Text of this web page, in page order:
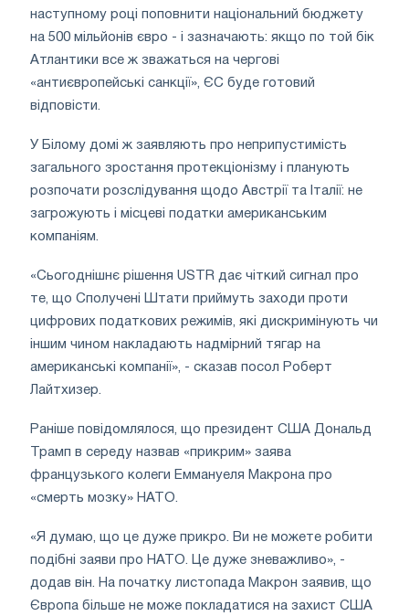
наступному році поповнити національний бюджету
на 500 мільйонів євро - і зазначають: якщо по той бік
Атлантики все ж зважаться на чергові
«антиєвропейські санкції», ЄС буде готовий
відповісти.
У Білому домі ж заявляють про неприпустимість
загального зростання протекціонізму і планують
розпочати розслідування щодо Австрії та Італії: не
загрожують і місцеві податки американським
компаніям.
«Сьогоднішнє рішення USTR дає чіткий сигнал про
те, що Сполучені Штати приймуть заходи проти
цифрових податкових режимів, які дискримінують чи
іншим чином накладають надмірний тягар на
американські компанії», - сказав посол Роберт
Лайтхизер.
Раніше повідомлялося, що президент США Дональд
Трамп в середу назвав «прикрим» заява
французького колеги Еммануеля Макрона про
«смерть мозку» НАТО.
«Я думаю, що це дуже прикро. Ви не можете робити
подібні заяви про НАТО. Це дуже зневажливо», -
додав він. На початку листопада Макрон заявив, що
Європа більше не може покладатися на захист США